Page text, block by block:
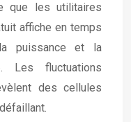
que les utilitaires
affiche en temps
puissance et la
Les fluctuations
des cellules